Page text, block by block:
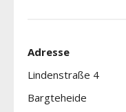
Adresse
Lindenstraße 4
Bargteheide